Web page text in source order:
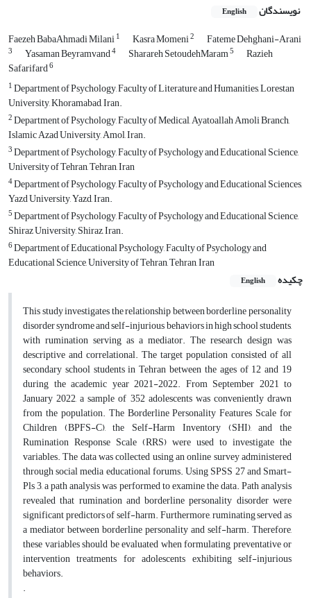
نویسندگان English
Faezeh BabaAhmadi Milani1 Kasra Momeni2 Fateme Dehghani-Arani
3 Yasaman Beyramvand4 Sharareh SetoudehMaram5 Razieh
Safarifard6
1Department of Psychology, Faculty of Literature and Humanities, Lorestan
University, Khoramabad, Iran.
2Department of Psychology, Faculty of Medical, Ayatoallah Amoli Branch,
Islamic Azad University, Amol, Iran.
3Department of Psychology, Faculty of Psychology and Educational Science,
University of Tehran, Tehran, Iran
4Department of Psychology, Faculty of Psychology and Educational Sciences,
Yazd University, Yazd, Iran.
5Department of Psychology, Faculty of Psychology and Educational Science,
Shiraz University, Shiraz, Iran.
6Department of Educational Psychology, Faculty of Psychology and
Educational Science, University of Tehran, Tehran, Iran
چکیده
English
This study investigates the relationship between borderline personality
disorder syndrome and self-injurious behaviors in high school students,
with rumination serving as a mediator. The research design was
descriptive and correlational. The target population consisted of all
secondary school students in Tehran between the ages of 12 and 19
during the academic year 2021-2022. From September 2021 to
January 2022, a sample of 352 adolescents was conveniently drawn
from the population. The Borderline Personality Features Scale for
Children (BPFS-C), the Self-Harm Inventory (SHI), and the
Rumination Response Scale (RRS) were used to investigate the
variables. The data was collected using an online survey administered
through social media educational forums. Using SPSS 27 and Smart-
Pls 3, a path analysis was performed to examine the data. Path analysis
revealed that rumination and borderline personality disorder were
significant predictors of self-harm. Furthermore, ruminating served as
a mediator between borderline personality and self-harm. Therefore,
these variables should be evaluated when formulating preventative or
intervention treatments for adolescents exhibiting self-injurious
behaviors.
.